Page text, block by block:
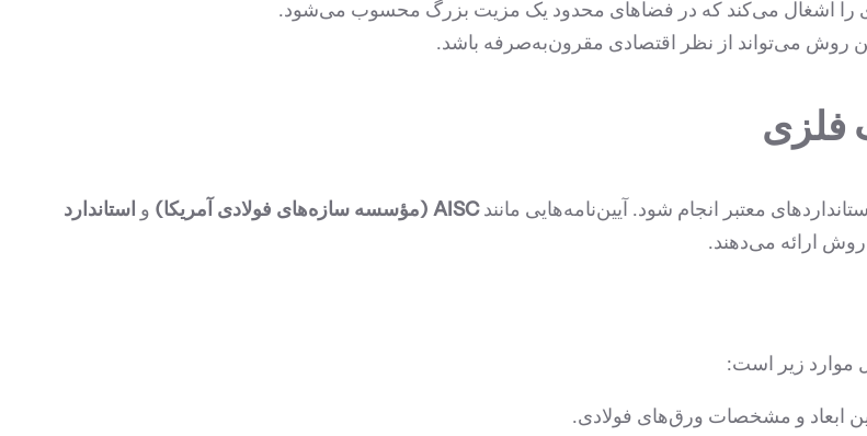
را اشغال می‌کند که در فضاهای محدود یک مزیت بزرگ محسوب می‌شود.
روش می‌تواند از نظر اقتصادی مقرون‌به‌صرفه باشد.
فلزی
معتبر انجام شود. آیین‌نامه‌هایی مانندAISC (مؤسسه سازه‌های فولادی آمریکا) و استاندارد
ارائه می‌دهند.
موارد زیر است:
ابعاد و مشخصات ورق‌های فولادی.